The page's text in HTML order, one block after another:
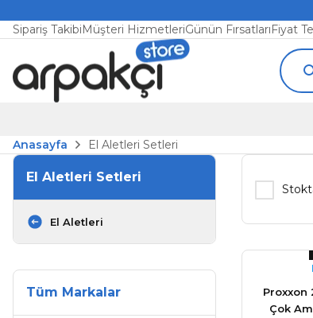
Sipariş TakibiMüşteri HizmetleriGünün FırsatlarıFiyat
Anasayfa
El Aletleri Setleri
El Aletleri Setleri
El Aletleri
Tüm Markalar
Proxxon
Çok